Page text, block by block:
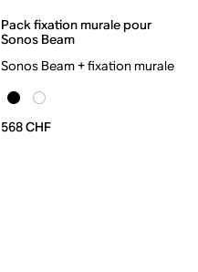
Pack fixation murale pour
Sonos Beam
Sonos Beam + fixation murale
568 CHF